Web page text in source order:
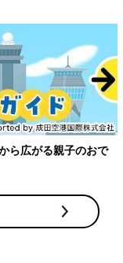
ら広がる親子のおで